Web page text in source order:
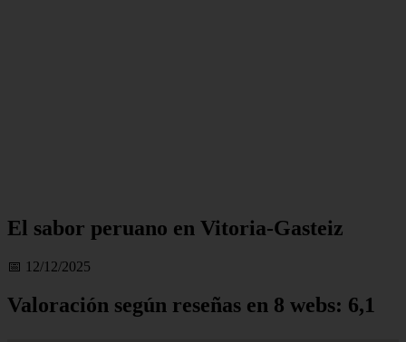
El sabor peruano en Vitoria-Gasteiz
📅 12/12/2025
Valoración según reseñas en 8 webs: 6,1